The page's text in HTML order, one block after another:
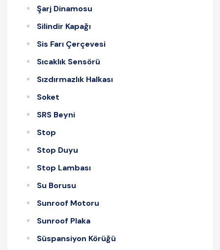
Şarj Dinamosu
Silindir Kapağı
Sis Farı Çerçevesi
Sıcaklık Sensörü
Sızdırmazlık Halkası
Soket
SRS Beyni
Stop
Stop Duyu
Stop Lambası
Su Borusu
Sunroof Motoru
Sunroof Plaka
Süspansiyon Körüğü